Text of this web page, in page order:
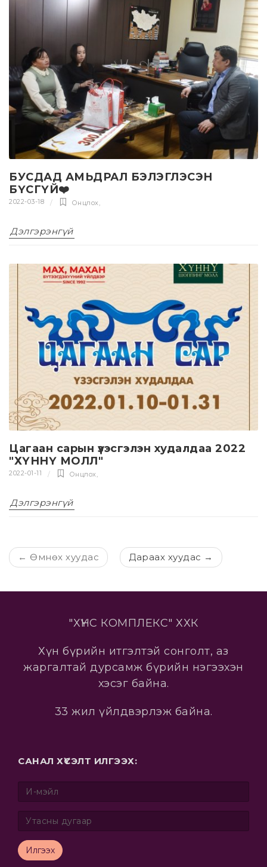
БУСДАД АМЬДРАЛ БЭЛЭГЛЭСЭН
БҮСГҮЙ❤️
2022-03-18 Онцлох,
Дэлгэрэнгүй
Цагаан сарын үзэсгэлэн худалдаа 2022
"ХҮННҮ МОЛЛ"
2022-01-11 Онцлох,
Дэлгэрэнгүй
← Өмнөх хуудас Дараах хуудас →
"ХҮНС КОМПЛЕКС" ХХК
Хүн бүрийн итгэлтэй сонголт, аз
жаргалтай дурсамж бүрийн нэгээхэн
хэсэг байна.
33 жил үйлдвэрлэж байна.
САНАЛ ХҮСЭЛТ ИЛГЭЭХ:
Илгээх